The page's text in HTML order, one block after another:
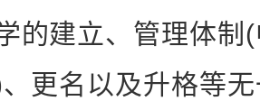
的建立、管理体制
更名以及升格等